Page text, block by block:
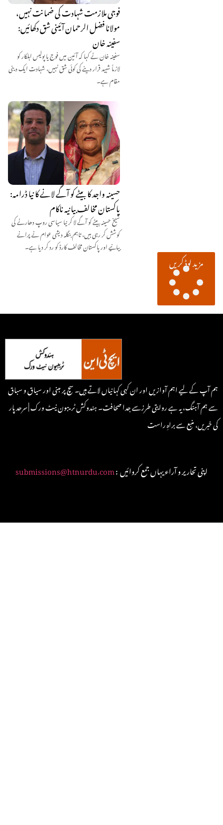
فوجی ملازمت شہادت کی ضمانت نہیں،
مولانا فضل الرحمان آئینی شق دکھائیں:
سفینہ خان
سفینہ خان نے کہا کہ آئین میں فوج یا پولیس اہلکار کو
لازماً شہید قرار دینے کی کوئی شق نہیں، شہادت ایک دینی
مقام ہے۔
حسینہ واجد کا بیٹے کو آگے لانے کا نیا ڈرامہ:
پاکستان مخالف بیانیہ ناکام
شیخ حسینہ بیٹے کو آگے لا کر نیا سیاسی روپ دھارنے کی
کوشش کر رہی ہیں، تاہم بنگلہ دیشی عوام نے پرانے
بیانیے اور پاکستان مخالف کارڈ کو رد کر دیا ہے۔
مزید لوڈ کریں
ہم آپ کے لیے اہم آوازیں اور ان کہی کہانیاں لاتے ہیں۔ سچ پر مبنی اور سیاق و سباق
سے ہم آہنگ، یہ ہے روایتی طرزسے جدا صحافت۔ ہندوکش ٹریبون نیٹ ورک | سرحد پار
کی خبریں، منبع سے براہِ راست
submissions@htnurdu.com : اپنی تحاریر و آراء یہاں جمع کروائیں